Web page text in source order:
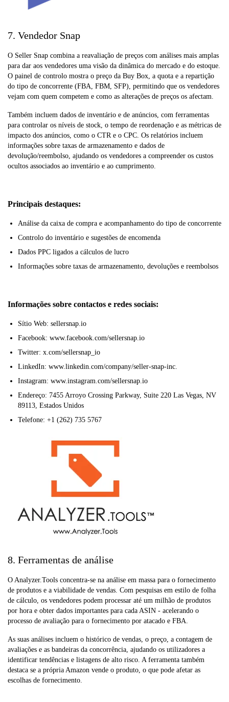
7. Vendedor Snap
O Seller Snap combina a reavaliação de preços com análises mais amplas
para dar aos vendedores uma visão da dinâmica do mercado e do estoque.
O painel de controlo mostra o preço da Buy Box, a quota e a repartição
do tipo de concorrente (FBA, FBM, SFP), permitindo que os vendedores
vejam com quem competem e como as alterações de preços os afectam.
Também incluem dados de inventário e de anúncios, com ferramentas
para controlar os níveis de stock, o tempo de reordenação e as métricas de
impacto dos anúncios, como o CTR e o CPC. Os relatórios incluem
informações sobre taxas de armazenamento e dados de
devolução/reembolso, ajudando os vendedores a compreender os custos
ocultos associados ao inventário e ao cumprimento.
Principais destaques:
Análise da caixa de compra e acompanhamento do tipo de concorrente
Controlo do inventário e sugestões de encomenda
Dados PPC ligados a cálculos de lucro
Informações sobre taxas de armazenamento, devoluções e reembolsos
Informações sobre contactos e redes sociais:
Sítio Web: sellersnap.io
Facebook: www.facebook.com/sellersnap.io
Twitter: x.com/sellersnap_io
LinkedIn: www.linkedin.com/company/seller-snap-inc.
Instagram: www.instagram.com/sellersnap.io
Endereço: 7455 Arroyo Crossing Parkway, Suite 220 Las Vegas, NV
89113, Estados Unidos
Telefone: +1 (262) 735 5767
8. Ferramentas de análise
O Analyzer.Tools concentra-se na análise em massa para o fornecimento
de produtos e a viabilidade de vendas. Com pesquisas em estilo de folha
de cálculo, os vendedores podem processar até um milhão de produtos
por hora e obter dados importantes para cada ASIN - acelerando o
processo de avaliação para o fornecimento por atacado e FBA.
As suas análises incluem o histórico de vendas, o preço, a contagem de
avaliações e as bandeiras da concorrência, ajudando os utilizadores a
identificar tendências e listagens de alto risco. A ferramenta também
destaca se a própria Amazon vende o produto, o que pode afetar as
escolhas de fornecimento.